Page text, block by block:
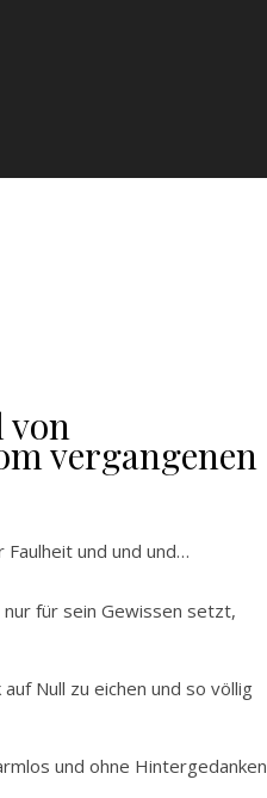
von
vergangenen
und und und…
nur für sein Gewissen setzt,
Null zu eichen und so völlig
und ohne Hintergedanken